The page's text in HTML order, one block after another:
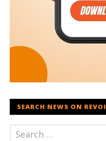
SEARCH NEWS ON REVOI